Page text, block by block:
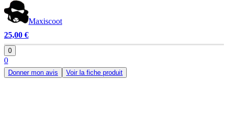
Maxiscoot
25,00 €
0
0
Donner mon avis Voir la fiche produit